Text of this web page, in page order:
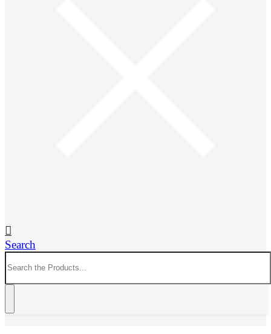
Search